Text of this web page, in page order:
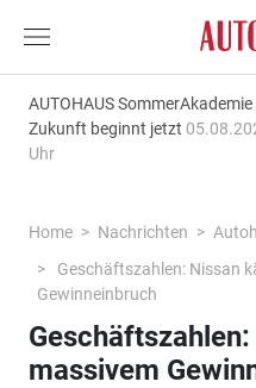
AUTOHAUS SommerAkademie
Zukunft beginnt jetzt
Uhr
Home Nachrichten
Geschäftszahlen: Nissan
Gewinneinbruch
massivem